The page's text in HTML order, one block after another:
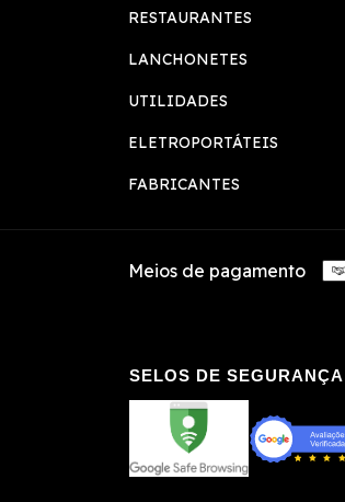
RESTAURANTES
LANCHONETES
UTILIDADES
ELETROPORTÁTEIS
FABRICANTES
Meios de pagamento
SELOS DE SEGURANÇA